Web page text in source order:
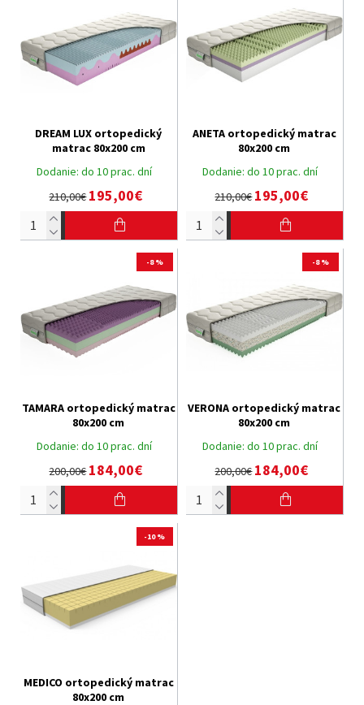
Dodanie: do 10 prac. dní
DREAM LUX ortopedický
matrac 80x200 cm
210,00€195,00€
Dodanie: do 10 prac. dní
ANETA ortopedický matrac
80x200 cm
210,00€195,00€
-8 %
Dodanie: do 10 prac. dní
TAMARA ortopedický matrac
80x200 cm
200,00€184,00€
-8 %
Dodanie: do 10 prac. dní
VERONA ortopedický matrac
80x200 cm
200,00€184,00€
-10 %
MEDICO ortopedický matrac
80x200 cm